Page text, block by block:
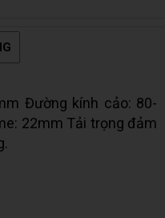
Đường kính cảo: 80-
22mm Tải trọng đảm